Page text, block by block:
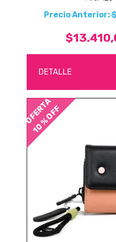
Precio Anterior:
DETALLE
OFERTA
10 % OFF